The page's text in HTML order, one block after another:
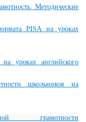
Методические
PISA на уроках
уроках английского
школьников на
грамотности